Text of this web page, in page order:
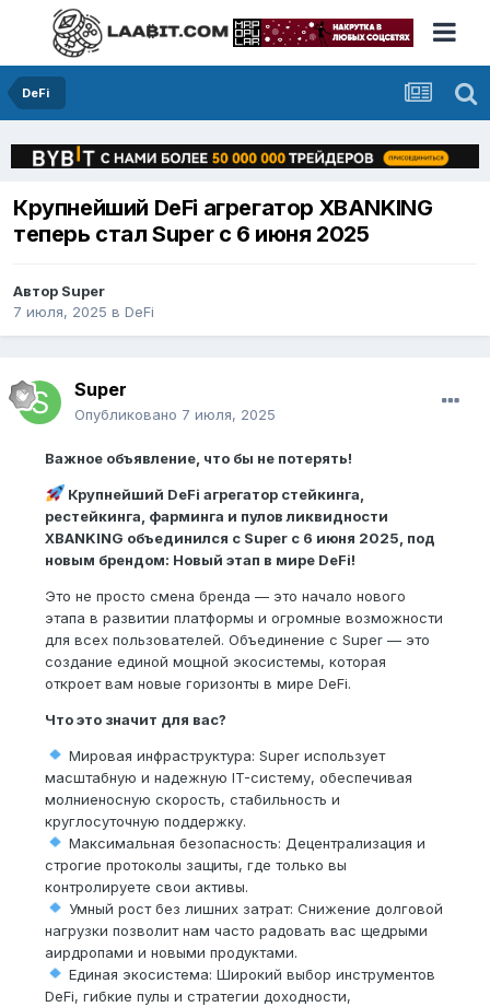
DeFi
Крупнейший DeFi агрегатор XBANKING
теперь стал Super с 6 июня 2025
Автор Super
7 июля, 2025 в DeFi
Super
Опубликовано 7 июля, 2025
Важное объявление, что бы не потерять!
Крупнейший DeFi агрегатор стейкинга,
рестейкинга, фарминга и пулов ликвидности
XBANKING объединился с Super с 6 июня 2025, под
новым брендом: Новый этап в мире DeFi!
Это не просто смена бренда — это начало нового
этапа в развитии платформы и огромные возможности
для всех пользователей. Объединение с Super — это
создание единой мощной экосистемы, которая
откроет вам новые горизонты в мире DeFi.
Что это значит для вас?
Мировая инфраструктура: Super использует
масштабную и надежную IT-систему, обеспечивая
молниеносную скорость, стабильность и
круглосуточную поддержку.
Максимальная безопасность: Децентрализация и
строгие протоколы защиты, где только вы
контролируете свои активы.
Умный рост без лишних затрат: Снижение долговой
нагрузки позволит нам часто радовать вас щедрыми
аирдропами и новыми продуктами.
Единая экосистема: Широкий выбор инструментов
DeFi, гибкие пулы и стратегии доходности,